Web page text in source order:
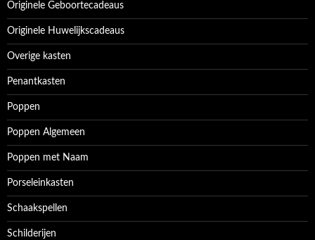
Originele Geboortecadeaus
Originele Huwelijkscadeaus
Overige kasten
Penantkasten
Poppen
Poppen Algemeen
Poppen met Naam
Porseleinkasten
Schaakspellen
Schilderijen